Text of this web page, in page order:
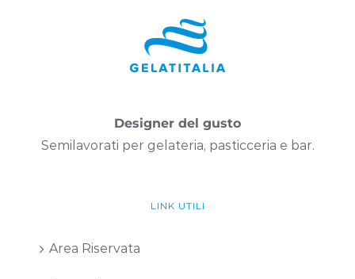
Designer del gusto
Semilavorati per gelateria, pasticceria e bar.
LINK UTILI
Area Riservata